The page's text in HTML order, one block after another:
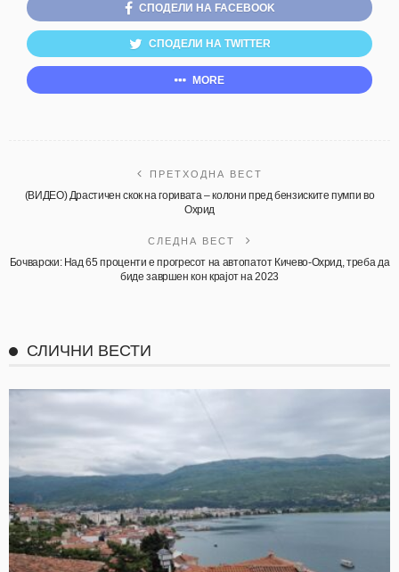
СПОДЕЛИ НА FACEBOOK
СПОДЕЛИ НА TWITTER
MORE
ПРЕТХОДНА ВЕСТ
(ВИДЕО) Драстичен скок на горивата – колони пред бензиските пумпи во
Охрид
СЛЕДНА ВЕСТ
Бочварски: Над 65 проценти е прогресот на автопатот Кичево-Охрид, треба да
биде завршен кон крајот на 2023
СЛИЧНИ ВЕСТИ